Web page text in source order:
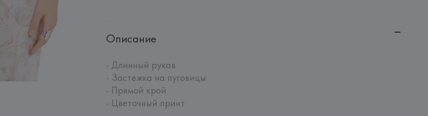
Описание
- Длинный рукав
- Застежка на пуговицы
- Прямой крой
- Цветочный принт